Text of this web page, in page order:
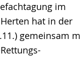
im
hat in der
gemeinsam